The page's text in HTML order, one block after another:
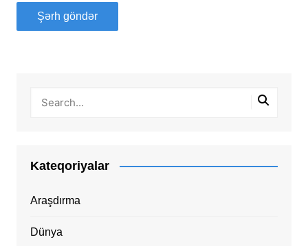
Kateqoriyalar
Araşdırma
Dünya